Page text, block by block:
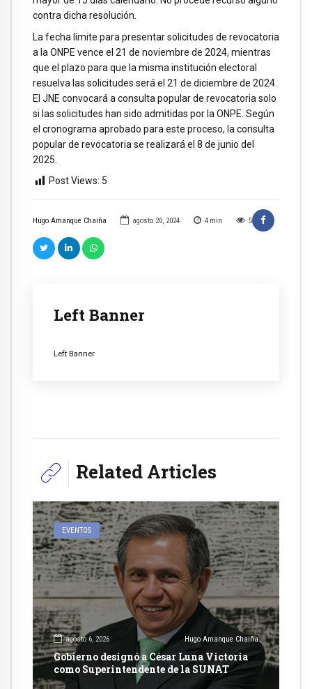
Hugo Amanque Chaiña agosto 20, 2024 4 min 5
Left Banner
Left Banner
contra dicha resolución.
La fecha límite para presentar solicitudes de revocatoria
a la ONPE vence el 21 de noviembre de 2024, mientras
que el plazo para que la misma institución electoral
resuelva las solicitudes será el 21 de diciembre de 2024.
El JNE convocará a consulta popular de revocatoria solo
si las solicitudes han sido admitidas por la ONPE. Según
el cronograma aprobado para este proceso, la consulta
popular de revocatoria se realizará el 8 de junio del
2025.
Post Views: 5
Related Articles
EVENTOS
agosto 6, 2026 Hugo Amanque Chaiña
Gobierno designó a César Luna Victoria
como Superintendente de la SUNAT